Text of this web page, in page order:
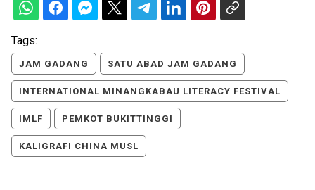
Tags:
JAM GADANG SATU ABAD JAM GADANG
INTERNATIONAL MINANGKABAU LITERACY FESTIVAL
IMLF PEMKOT BUKITTINGGI
KALIGRAFI CHINA MUSL